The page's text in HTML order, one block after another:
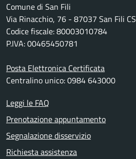
Comune di San Fili
Via Rinacchio, 76 - 87037 San Fili CS
Codice fiscale: 80003010784
P.IVA: 00465450781
Posta Elettronica Certificata
Centralino unico: 0984 643000
Leggi le FAQ
Prenotazione appuntamento
Segnalazione disservizio
Richiesta assistenza